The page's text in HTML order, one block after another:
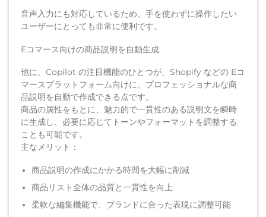
音声入力にも対応しているため、手を使わずに操作したい
ユーザーにとっても非常に便利です。
Eコマース向けの商品説明を自動生成
他に、Copilot の注目機能のひとつが、Shopify などの Eコ
マースプラットフォーム向けに、プロフェッショナルな商
品説明を自動で作成できる点です。
商品の属性をもとに、魅力的で一貫性のある説明文を瞬時
に生成し、必要に応じてトーンやフォーマットを調整する
ことも可能です。
主なメリット：
商品説明の作成にかかる時間を大幅に削減
商品リスト全体の品質と一貫性を向上
柔軟な編集機能で、ブランドに合った表現に調整可能